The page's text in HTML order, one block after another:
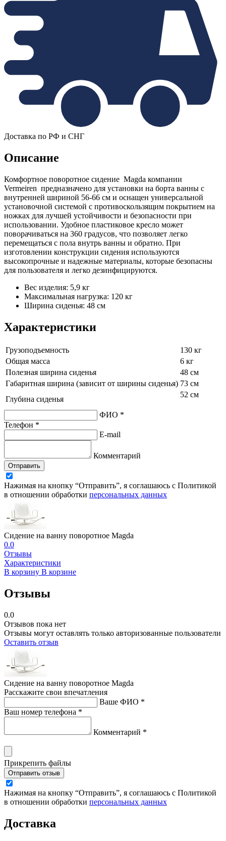
Доставка по РФ и СНГ
Описание
Комфортное поворотное сидение Magda компании
Vermeiren предназначено для установки на борта ванны с
внутренней шириной 56-66 см и оснащен универсальной
установочной системой с противоскользящим покрытием на
ножках для лучшей устойчивости и безопасности при
использовании. Удобное пластиковое кресло может
поворачиваться на 360 градусов, что позволяет легко
перемещаться с пола внутрь ванны и обратно. При
изготовлении конструкции сидения используются
высокопрочные и надежные материалы, которые безопасны
для пользователя и легко дезинфицируются.
Вес изделия: 5,9 кг
Максимальная нагрузка: 120 кг
Ширина сиденья: 48 см
Характеристики
Грузоподъемность
130 кг
Общая масса
6 кг
Полезная ширина сиденья
48 см
Габаритная ширина (зависит от ширины сиденья) 73 см
Глубина сиденья
52 см
ФИО *
Телефон *
E-mail
Комментарий
Отправить
Нажимая на кнопку “Отправить”, я соглашаюсь с Политикой
в отношении обработки персональных данных
Сидение на ванну поворотное Magda
0.0
Отзывы
Характеристики
В корзину В корзине
Отзывы
0.0
Отзывов пока нет
Отзывы могут оставлять только авторизованные пользователи
Оставить отзыв
Сидение на ванну поворотное Magda
Расскажите свои впечатления
Ваше ФИО *
Ваш номер телефона *
Комментарий *
Прикрепить файлы
Отправить отзыв
Нажимая на кнопку “Отправить”, я соглашаюсь с Политикой
в отношении обработки персональных данных
Доставка